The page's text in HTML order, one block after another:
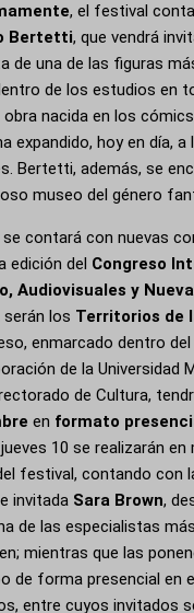
, el festival
Bertetti, que vendrá
de una de las figuras
de los estudios en
nacida en los
expandido, hoy en día, a
Bertetti, además, se
museo del género
contará con nuevas
edición del Congreso
Audiovisuales y
los Territorios de
enmarcado dentro
de la Universidad
de Cultura,
en formato
10 se realizarán en
festival, contando con
invitada Sara Brown,
de las especialistas
mientras que las
de forma presencial en
entre cuyos invitados